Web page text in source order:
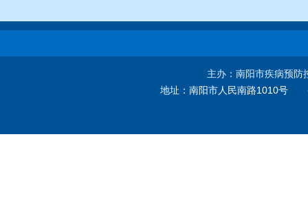
主办：南阳市疾病预
地址： 南阳市人民南路1010号